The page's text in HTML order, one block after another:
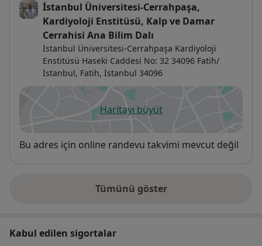
İstanbul Üniversitesi-Cerrahpaşa,
Kardiyoloji Enstitüsü, Kalp ve Damar
Cerrahisi Ana Bilim Dalı
İstanbul Üniversitesi-Cerrahpaşa Kardiyoloji
Enstitüsü Haseki Caddesi No: 32 34096 Fatih/
İstanbul, Fatih, İstanbul 34096
Haritayı büyütyeni bir sekmede açılır
Uygunluk
Bu adres için online randevu takvimi mevcut değil
Tümünü göster
adres hakkında
Kabul edilen sigortalar